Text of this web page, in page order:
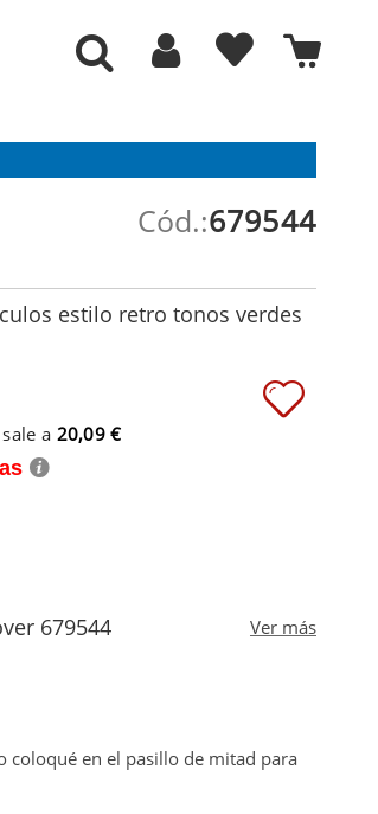
679544
Cód.:
estilo retro tonos verdes
sale a 20,09 €
679544
Ver más
coloqué en el pasillo de mitad para